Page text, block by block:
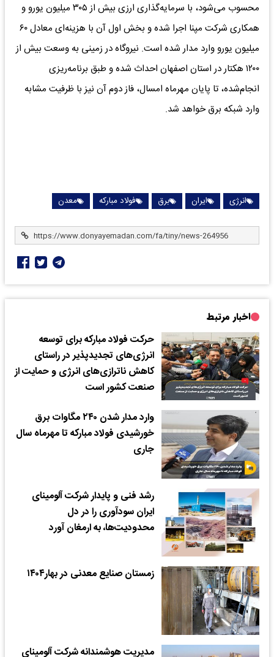
محسوب می‌شود، با سرمایه‌گذاری ارزی بیش از ۳۰۵ میلیون یورو و
همکاری شرکت مپنا اجرا شده و بخش اول آن با هزینه‌ای معادل ۶۰
میلیون یورو وارد مدار شده است. نیروگاه در زمینی به وسعت بیش از
۱۲۰۰ هکتار در استان اصفهان احداث شده و طبق برنامه‌ریزی
انجام‌شده، تا پایان مهرماه امسال، فاز دوم آن نیز با ظرفیت مشابه
وارد شبکه برق خواهد شد.
انرژی ایران برق فولاد مبارکه معدن
اخبار مرتبط
حرکت فولاد مبارکه برای توسعه
انرژی‌های تجدیدپذیر در راستای
کاهش ناترازی‌های انرژی و حمایت از
صنعت کشور است
وارد مدار شدن ۲۴۰ مگاوات برق
خورشیدی فولاد مبارکه تا مهرماه سال
جاری
رشد فنی و پایدار شرکت آلومینای
ایران سودآوری را در دل
محدودیت‌ها، به ارمغان آورد
زمستان صنایع معدنی در بهار۱۴۰۴
مدیریت هوشمندانه شرکت آلومینای